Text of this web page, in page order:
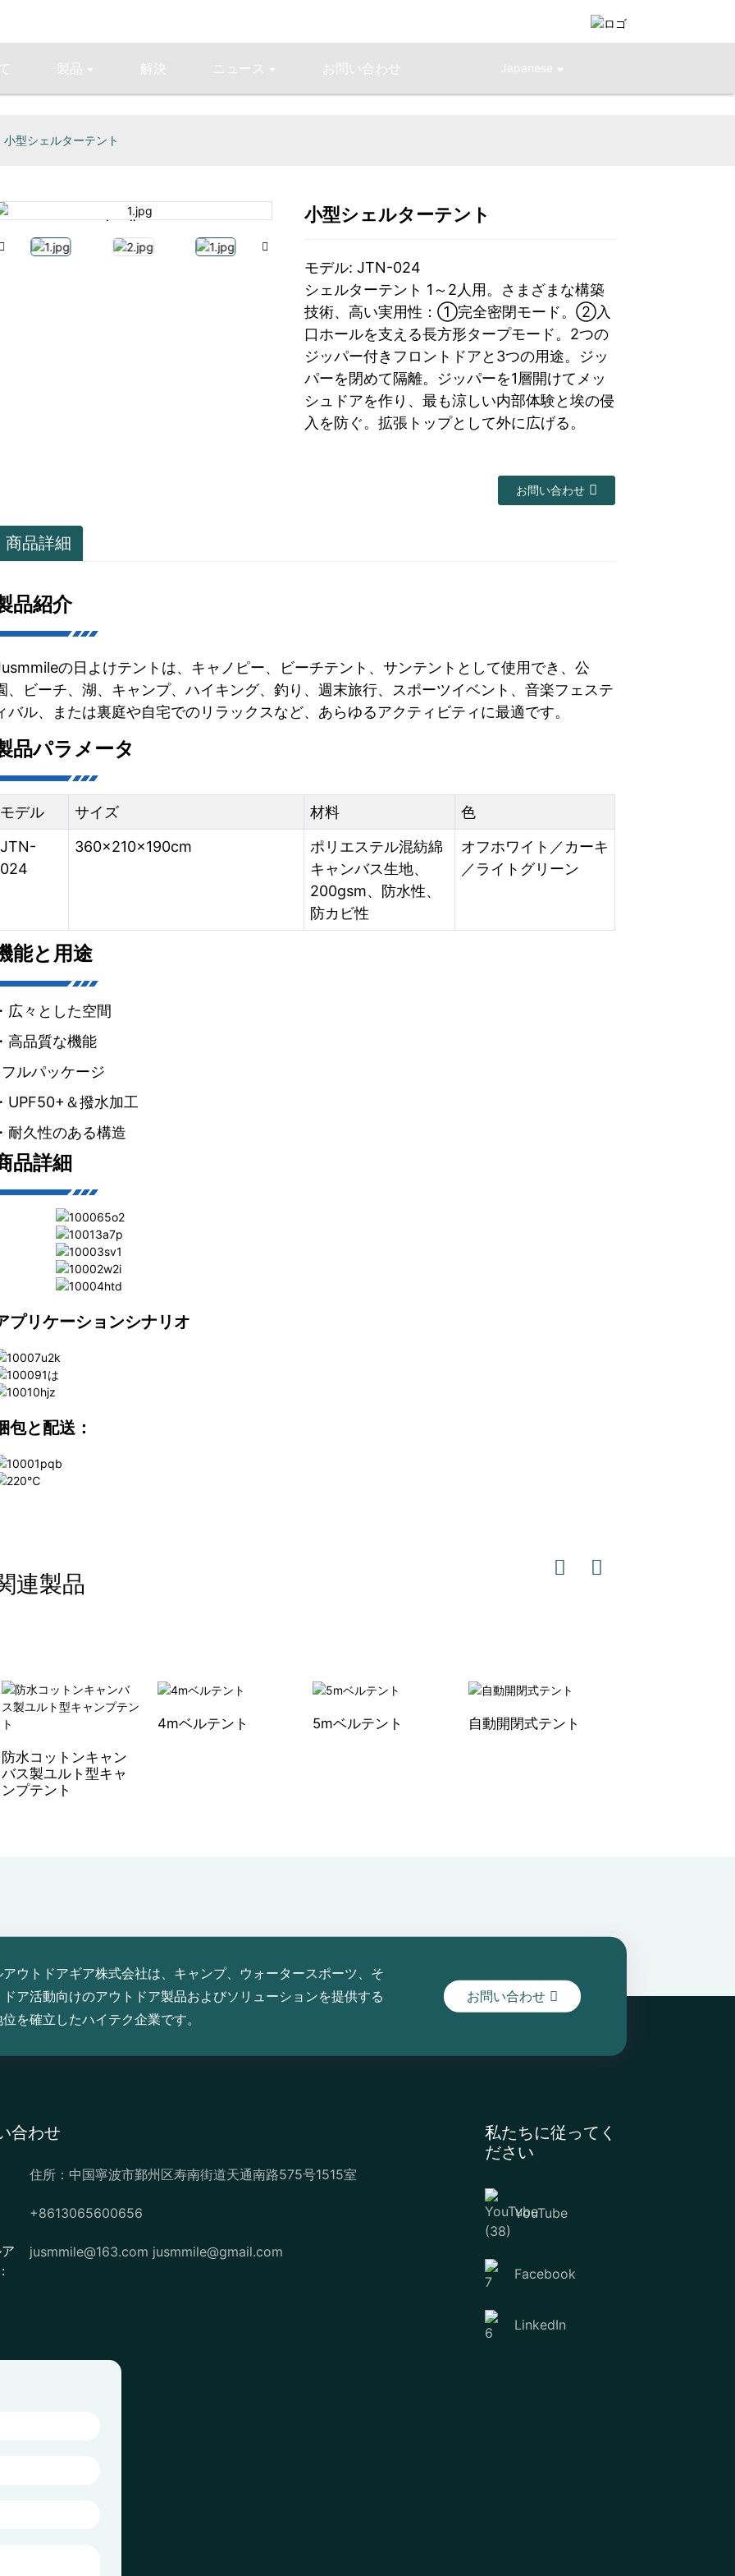
製品 解決 ニュース お問い合わせ Japanese
小型シェルターテント
Loading...
Loading... Loading...
Loading...
小型シェルターテント
モデル: JTN-024
シェルターテント 1～2人用。さまざまな構築
技術、高い実用性：①完全密閉モード。②入
口ホールを支える長方形タープモード。2つの
ジッパー付きフロントドアと3つの用途。ジッ
パーを閉めて隔離。ジッパーを1層開けてメッ
シュドアを作り、最も涼しい内部体験と埃の侵
入を防ぐ。拡張トップとして外に広げる。
お問い合わせ
商品詳細
品紹介
の日よけテントは、キャノピー、ビーチテント、サンテントとして使用でき、公
、ビーチ、湖、キャンプ、ハイキング、釣り、週末旅行、スポーツイベント、音楽フェステ
バル、または裏庭や自宅でのリラックスなど、あらゆるアクティビティに最適です。
品パラメータ
モデル サイズ 材料
色
JTN-
024
360x210x190cm
ポリエステル混紡綿
キャンバス生地、
200gsm、防水性、
防カビ性
オフホワイト／カーキ
／ライトグリーン
能と用途
・広々とした空間
・高品質な機能
フルパッケージ
・UPF50+＆撥水加工
・耐久性のある構造
品詳細
プリケーションシナリオ
包と配送：
連製品
防水コットンキャン
バス製ユルト型キャ
ンプテント
4mベルテント 5mベルテント
自動開閉式テント
ウトドアギア株式会社は、キャンプ、ウォータースポーツ、そ
ア活動向けのアウトドア製品およびソリューションを提供する
を確立したハイテク企業です。
お問い合わせ
合わせ
住所：中国寧波市鄞州区寿南街道天通南路575号1515室
+8613065600656
jusmmile@163.com jusmmile@gmail.com
私たちに従ってく
ださい
YouTube
Facebook
LinkedIn